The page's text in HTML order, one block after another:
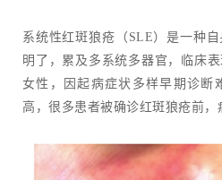
系统性红斑狼疮（SLE）是一种
明了，累及多系统多器官，临床
女性，因起病症状多样早期诊断
高，很多患者被确诊红斑狼疮前，